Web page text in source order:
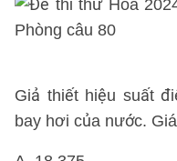
Giả thiết hiệu suất
bay hơi của nước.